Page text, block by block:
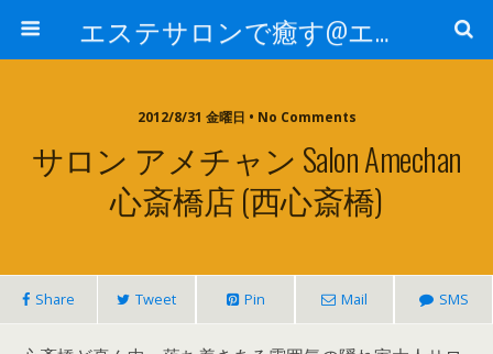
エステサロンで癒す@エステ～全国エステ情報
2012/8/31 金曜日 • No Comments
サロン アメチャン Salon Amechan
心斎橋店 (西心斎橋)
Share Tweet Pin Mail SMS